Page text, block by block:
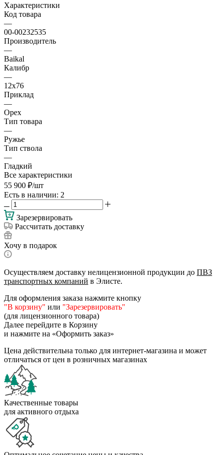
Характеристики
Код товара
—
00-00232535
Производитель
—
Baikal
Калибр
—
12х76
Приклад
—
Орех
Тип товара
—
Ружье
Тип ствола
—
Гладкий
Все характеристики
55 900 ₽/шт
Есть в наличии: 2
Зарезервировать
Рассчитать доставку
Хочу в подарок
Осуществляем доставку нелицензионной продукции до ПВЗ
транспортных компаний в Элисте.
Для оформления заказа нажмите кнопку
"В корзину" или "Зарезервировать"
(для лицензионного товара)
Далее перейдите в Корзину
и нажмите на «Оформить заказ»
Цена действительна только для интернет-магазина и может
отличаться от цен в розничных магазинах
Качественные товары
для активного отдыха